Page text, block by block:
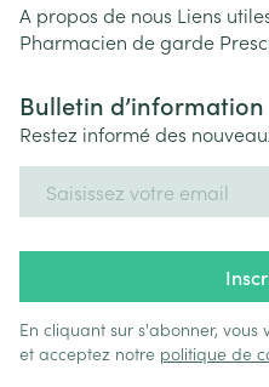
A propos de nous Liens
Pharmacien de garde
Bulletin d’information
Restez informé des
En cliquant sur s'abonner,
et acceptez notre politique de